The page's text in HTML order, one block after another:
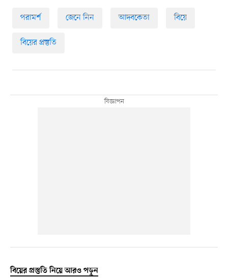
পরামর্শ জেনে নিন আদবকেতা বিয়ে
বিয়ের প্রস্তুতি
বিয়ের প্রস্তুতি নিয়ে আরও পড়ুন